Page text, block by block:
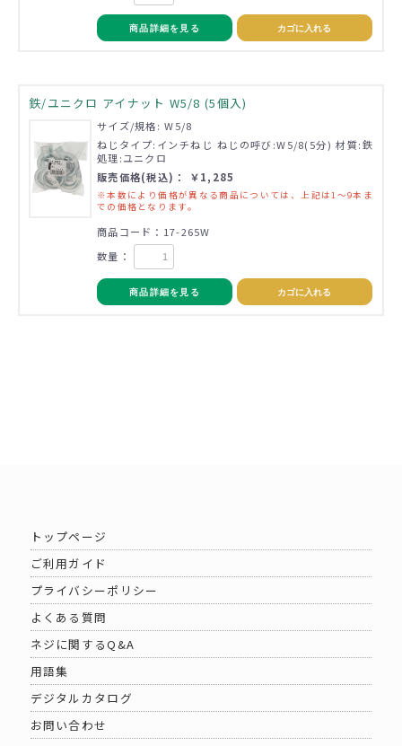
商品詳細を見る カゴに入れる
鉄/ユニクロ アイナット W5/8 (5個入)
サイズ/規格: W5/8
ねじタイプ:インチねじ ねじの呼び:W5/8(5分) 材質:鉄
処理:ユニクロ
販売価格(税込)： ￥1,285
※本数により価格が異なる商品については、上記は1～9本ま
での価格となります。
商品コード：17-265W
数量：
商品詳細を見る カゴに入れる
トップページ
ご利用ガイド
プライバシーポリシー
よくある質問
ネジに関するQ&A
用語集
デジタルカタログ
お問い合わせ